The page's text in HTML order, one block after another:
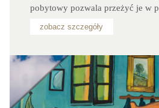
pobytowy pozwala przeżyć je w
zobacz szczegóły